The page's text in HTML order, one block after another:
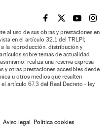
EL PAÍS BRASIL EN
EL PAÍSEL PAÍS
EL
al uso de sus obras y prestaciones en
en el artículo 32.1 del TRLPI;
a la reproducción, distribución y
sobre temas de actualidad
realiza una reserva expresa
y otras prestaciones accesibles desde
u otros medios que resulten
artículo 67.3 del Real Decreto - ley
Aviso legal Política cookies